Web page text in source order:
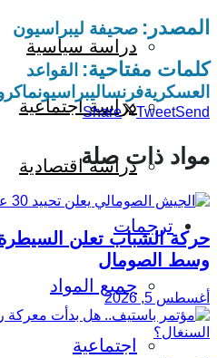
دراسة سياسية
دراسة اجتماعية
دراسة اقتصادية
ترجمات
جميع المواد
اجتماعية
المصدر: صحيفة ليبراسيون
كلمات مفتاحية: القواعد
العسكريةفرنساليبراسيون
Share TweetSend
مواد ذات صلة
حركة الشباب تعلن
وسط الصومال
أغسطس 5, 2026